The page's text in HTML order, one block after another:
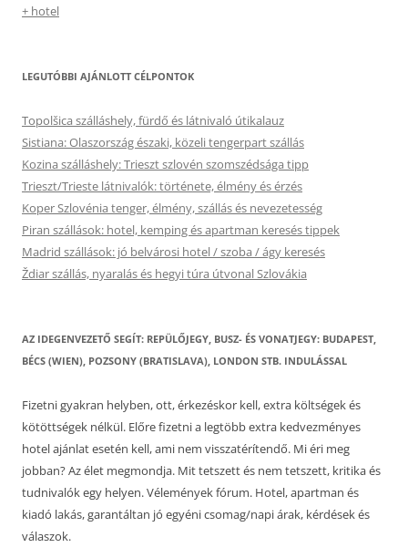
+ hotel
LEGUTÓBBI AJÁNLOTT CÉLPONTOK
Topolšica szálláshely, fürdő és látnivaló útikalauz
Sistiana: Olaszország északi, közeli tengerpart szállás
Kozina szálláshely: Trieszt szlovén szomszédsága tipp
Trieszt/Trieste látnivalók: története, élmény és érzés
Koper Szlovénia tenger, élmény, szállás és nevezetesség
Piran szállások: hotel, kemping és apartman keresés tippek
Madrid szállások: jó belvárosi hotel / szoba / ágy keresés
Ždiar szállás, nyaralás és hegyi túra útvonal Szlovákia
AZ IDEGENVEZETŐ SEGÍT: REPÜLŐJEGY, BUSZ- ÉS VONATJEGY: BUDAPEST,
BÉCS (WIEN), POZSONY (BRATISLAVA), LONDON STB. INDULÁSSAL
Fizetni gyakran helyben, ott, érkezéskor kell, extra költségek és
kötöttségek nélkül. Előre fizetni a legtöbb extra kedvezményes
hotel ajánlat esetén kell, ami nem visszatérítendő. Mi éri meg
jobban? Az élet megmondja. Mit tetszett és nem tetszett, kritika és
tudnivalók egy helyen. Vélemények fórum. Hotel, apartman és
kiadó lakás, garantáltan jó egyéni csomag/napi árak, kérdések és
válaszok.